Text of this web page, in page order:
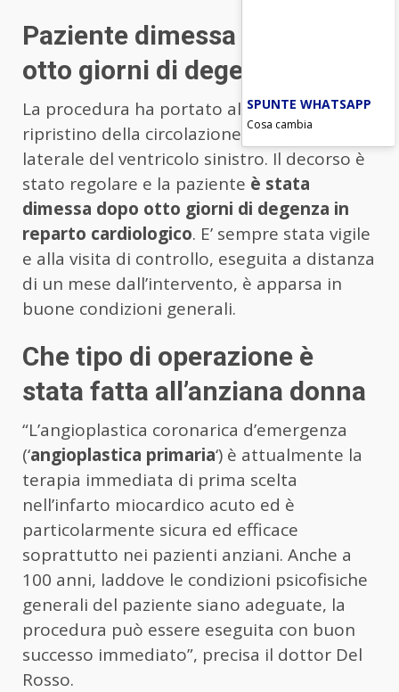
Paziente dimessa dopo solo
otto giorni di degenza
La procedura ha portato all’immediato
ripristino della circolazione nella parete
laterale del ventricolo sinistro. Il decorso è
stato regolare e la paziente è stata
dimessa dopo otto giorni di degenza in
reparto cardiologico. E’ sempre stata vigile
e alla visita di controllo, eseguita a distanza
di un mese dall’intervento, è apparsa in
buone condizioni generali.
Che tipo di operazione è
stata fatta all’anziana donna
“L’angioplastica coronarica d’emergenza
(‘angioplastica primaria‘) è attualmente la
terapia immediata di prima scelta
nell’infarto miocardico acuto ed è
particolarmente sicura ed efficace
soprattutto nei pazienti anziani. Anche a
100 anni, laddove le condizioni psicofisiche
generali del paziente siano adeguate, la
procedura può essere eseguita con buon
successo immediato”, precisa il dottor Del
Rosso.
SPUNTE WHATSAPP
Cosa cambia